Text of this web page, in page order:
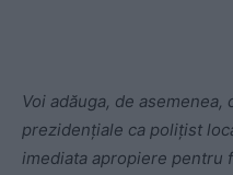
Voi adăuga, de
prezidențiale ca polițist
imediata apropiere pentru